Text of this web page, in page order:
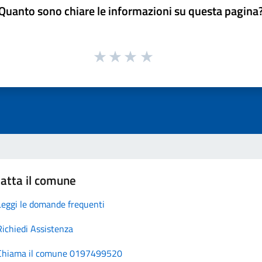
sono chiare le informazioni su questa
il comune
le domande frequenti
Assistenza
il comune 0197499520